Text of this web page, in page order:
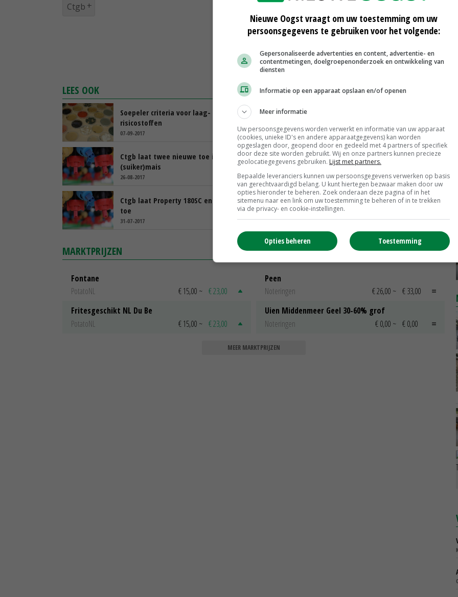
Ctgb
LEES OOK
Soepeler criteria voor laag-
risicostoffen
07-09-2017 30-08-2017
Ctgb laat twee nieuwe toe in
(suiker)mais
26-08-2017
Ctgb: geen uitbreiding nieuwe kleine
toepassingen
18-08-2017
Ctgb laat Property 180SC en Metric
toe
31-07-2017
Ctgb publiceert handleiding voor
aanvraag groen middel
17-07-2017
MARKTPRIJZEN
Fontane
PotatoNL
€ 15,00 ~ € 23,00
Fritesgeschikt NL Du Be
PotatoNL
€ 15,00 ~ € 23,00
Peen
Noteringen
€ 26,00 ~ € 33,00
Uien Middenmeer Geel 30-60% grof
Noteringen
€ 0,00 ~ € 0,00
MEER MARKTPRIJZEN
Nieuwe Oogst vraagt om uw toestemming om uw
persoonsgegevens te gebruiken voor het volgende:
Gepersonaliseerde advertenties en content, advertentie- en
contentmetingen, doelgroepenonderzoek en ontwikkeling van
diensten
Informatie op een apparaat opslaan en/of openen
Meer informatie
Uw persoonsgegevens worden verwerkt en informatie van uw apparaat
(cookies, unieke ID's en andere apparaatgegevens) kan worden
opgeslagen door, geopend door en gedeeld met 4 partners of specifiek
door deze site worden gebruikt. Wij en onze partners kunnen precieze
geolocatiegegevens gebruiken. Lijst met partners.
Bepaalde leveranciers kunnen uw persoonsgegevens verwerken op basis
van gerechtvaardigd belang. U kunt hiertegen bezwaar maken door uw
opties hieronder te beheren. Zoek onderaan deze pagina of in het
sitemenu naar een link om uw toestemming te beheren of in te trekken
via de privacy- en cookie-instellingen.
Toestemming
Opties beheren